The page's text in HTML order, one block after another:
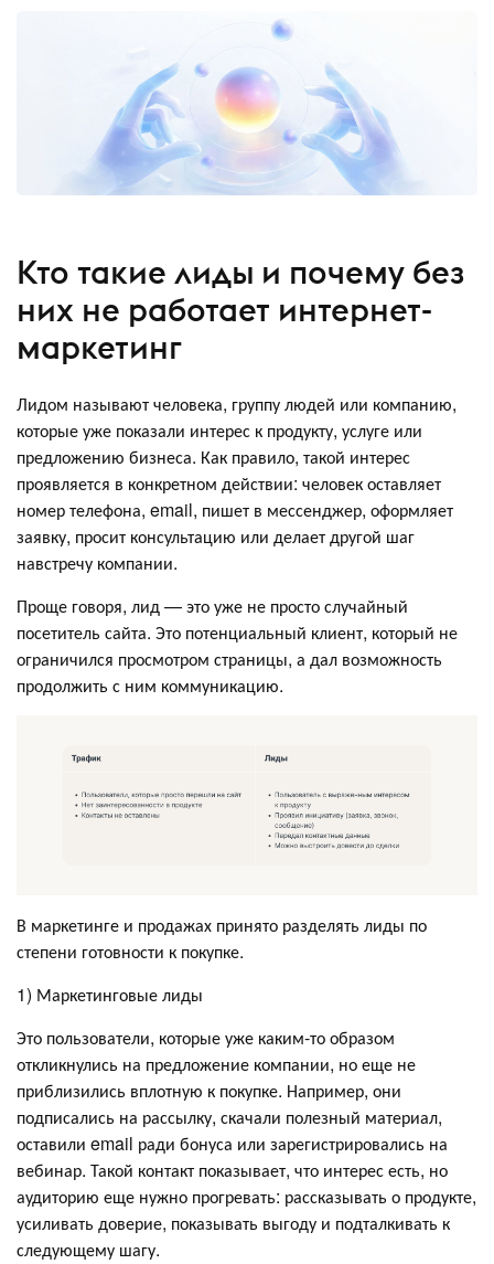
Кто такие лиды и почему без
них не работает интернет-
маркетинг
Лидом называют человека, группу людей или компанию,
которые уже показали интерес к продукту, услуге или
предложению бизнеса. Как правило, такой интерес
проявляется в конкретном действии: человек оставляет
номер телефона, email, пишет в мессенджер, оформляет
заявку, просит консультацию или делает другой шаг
навстречу компании.
Проще говоря, лид — это уже не просто случайный
посетитель сайта. Это потенциальный клиент, который не
ограничился просмотром страницы, а дал возможность
продолжить с ним коммуникацию.
В маркетинге и продажах принято разделять лиды по
степени готовности к покупке.
1) Маркетинговые лиды
Это пользователи, которые уже каким-то образом
откликнулись на предложение компании, но еще не
приблизились вплотную к покупке. Например, они
подписались на рассылку, скачали полезный материал,
оставили email ради бонуса или зарегистрировались на
вебинар. Такой контакт показывает, что интерес есть, но
аудиторию еще нужно прогревать: рассказывать о продукте,
усиливать доверие, показывать выгоду и подталкивать к
следующему шагу.